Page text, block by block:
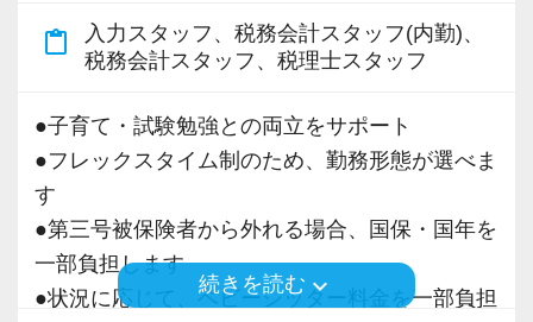
【柔軟な働き方と定着率の高さ】
フレックスタイム制度やテレワーク制度を導入
間勤務も選択可能。
男女ともに育休取得・復帰実績があり、ライフ
イベントに応じた働き方が可能です。
また、離職率は全国平均15％に対し、過去5年間
平均で7.1％。長く安心して働ける環境づくりを
大切にしています。
content_paste
入力スタッフ、税務会計スタッフ(内勤)、
税務会計スタッフ、税理士スタッフ
●子育て・試験勉強との両立をサポート
●フレックスタイム制のため、勤務形態が選べま
す
●第三号被保険者から外れる場合、国保・国年を
一部負担します
●状況に応じて、ベビーシッター料金を一部負担
続きを読む keyboard_arrow_down